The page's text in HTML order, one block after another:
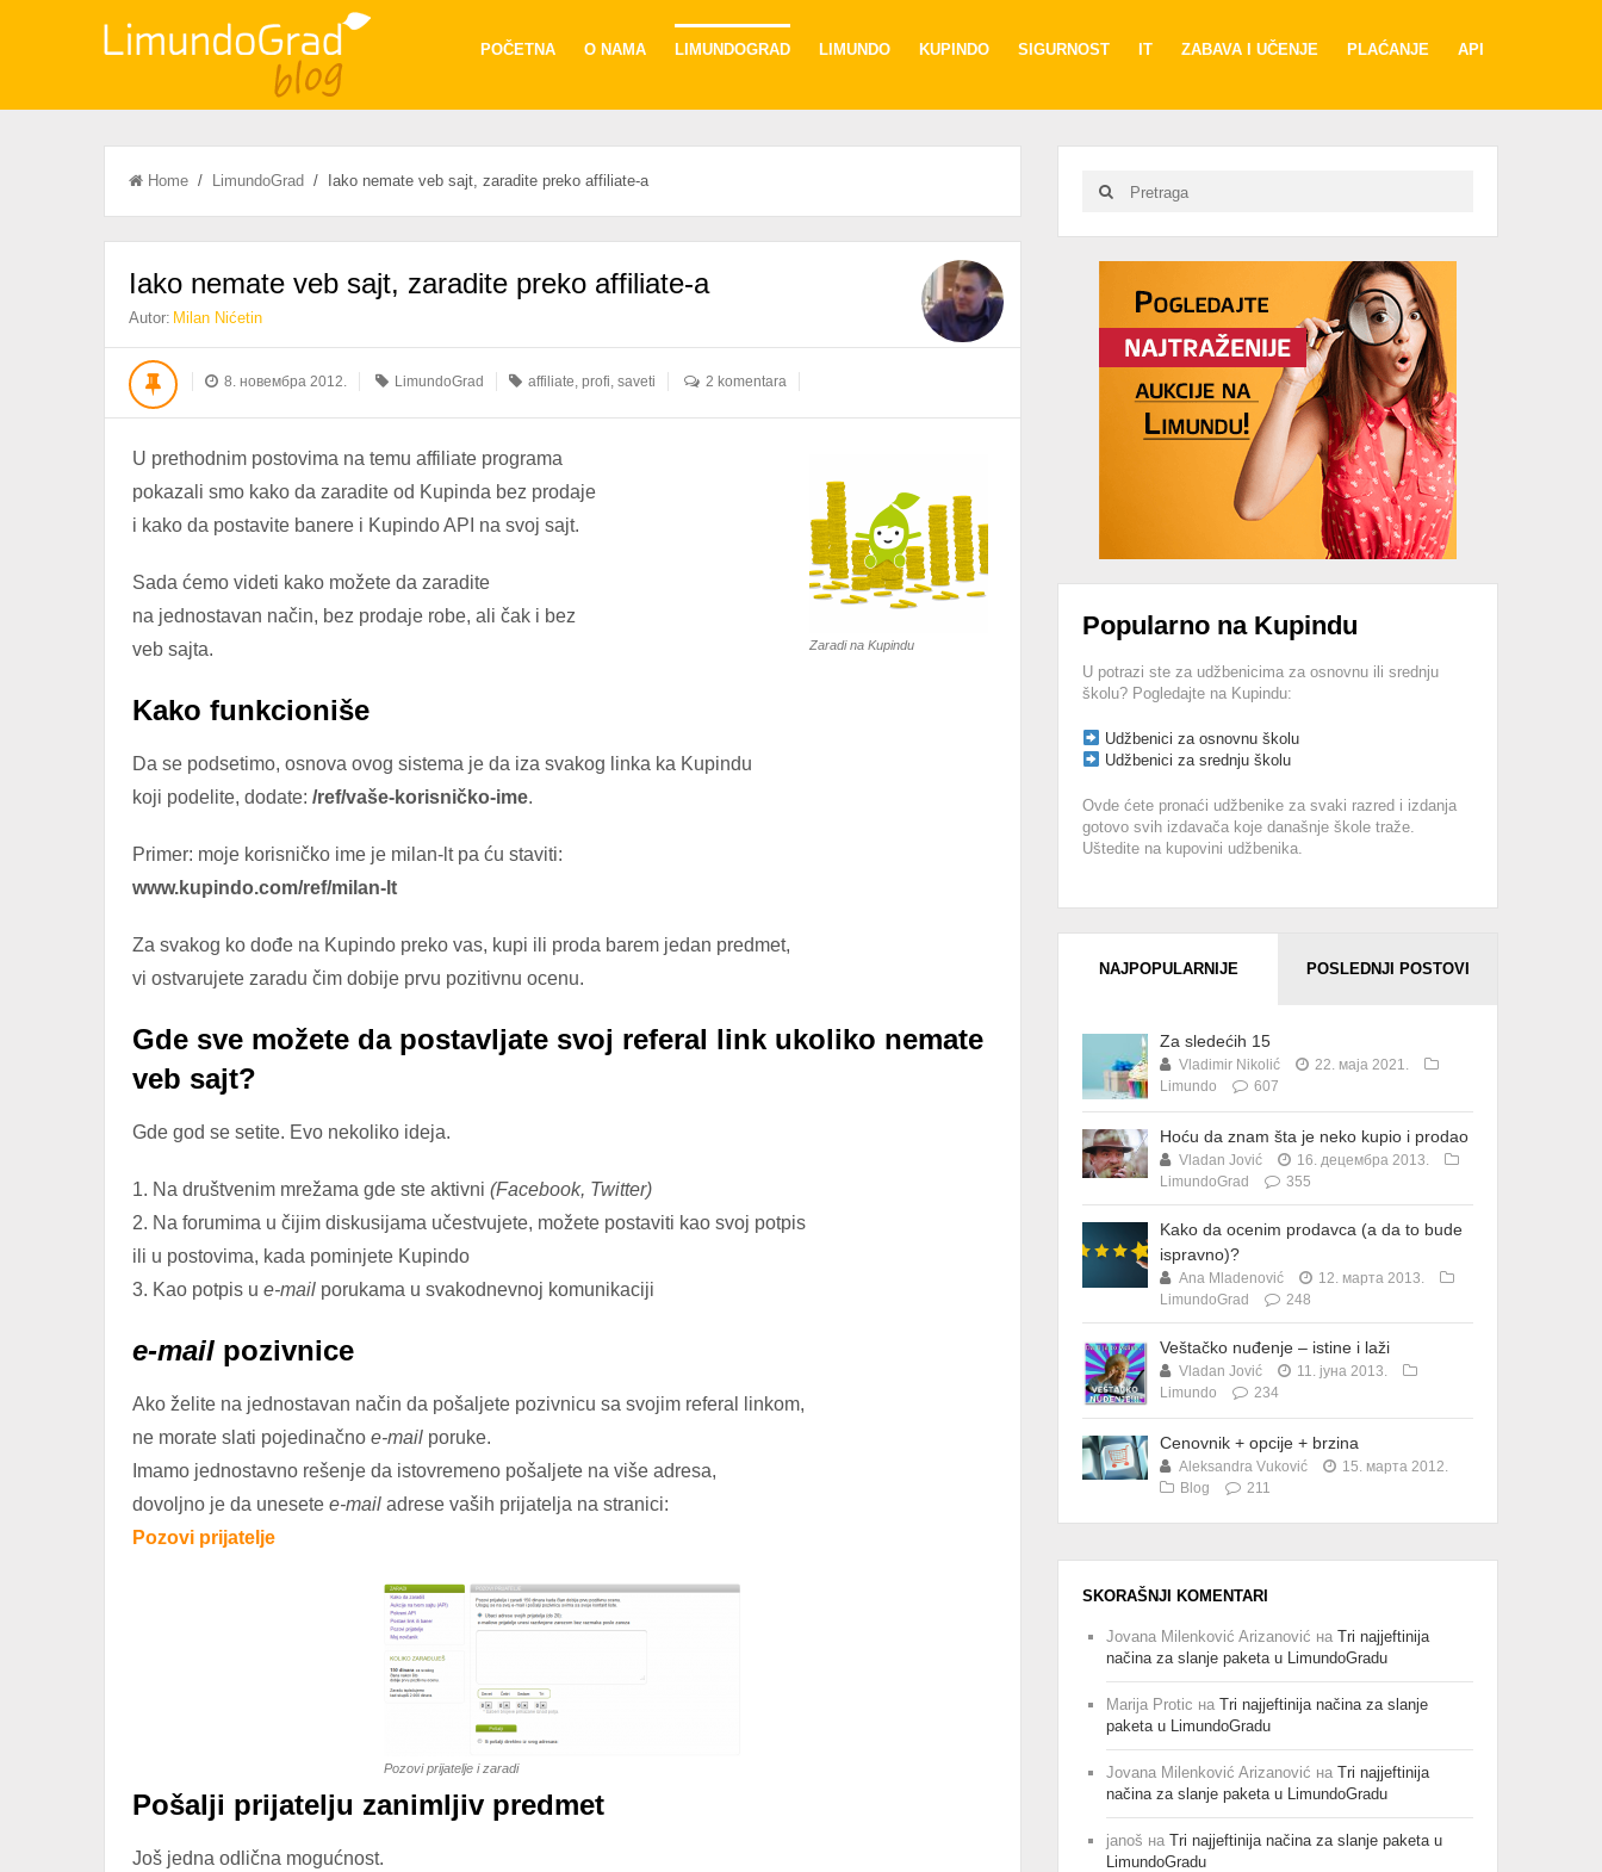
POČETNA O NAMA LIMUNDOGRAD LIMUNDO KUPINDO SIGURNOST IT ZABAVA I UČENJE PLAĆANJE API
Home / LimundoGrad / Iako nemate veb sajt, zaradite preko affiliate-a
Iako nemate veb sajt, zaradite preko affiliate-a
Autor: Milan Nićetin
8. новембра 2012. LimundoGrad affiliate, profi, saveti 2 komentara
Zaradi na Kupindu
U prethodnim postovima na temu affiliate programa
pokazali smo kako da zaradite od Kupinda bez prodaje
i kako da postavite banere i Kupindo API na svoj sajt.
Sada ćemo videti kako možete da zaradite
na jednostavan način, bez prodaje robe, ali čak i bez
veb sajta.
Kako funkcioniše
Da se podsetimo, osnova ovog sistema je da iza svakog linka ka Kupindu
koji podelite, dodate:/ref/vaše-korisničko-ime.
Primer: moje korisničko ime je milan-lt pa ću staviti:
www.kupindo.com/ref/milan-lt
Za svakog ko dođe na Kupindo preko vas, kupi ili proda barem jedan predmet,
vi ostvarujete zaradu čim dobije prvu pozitivnu ocenu.
Gde sve možete da postavljate svoj referal link ukoliko nemate
veb sajt?
Gde god se setite. Evo nekoliko ideja.
1. Na društvenim mrežama gde ste aktivni(Facebook, Twitter)
2. Na forumima u čijim diskusijama učestvujete, možete postaviti kao svoj potpis
ili u postovima, kada pominjete Kupindo
3. Kao potpis ue-mail porukama u svakodnevnoj komunikaciji
e-mail pozivnice
Ako želite na jednostavan način da pošaljete pozivnicu sa svojim referal linkom,
ne morate slati pojedinačnoe-mail poruke.
Imamo jednostavno rešenje da istovremeno pošaljete na više adresa,
dovoljno je da unesetee-mail adrese vaših prijatelja na stranici:
Pozovi prijatelje
Pozovi prijatelje i zaradi
Pošalji prijatelju zanimljiv predmet
Još jedna odlična mogućnost.
for:
Search
Popularno na Kupindu
U potrazi ste za udžbenicima za osnovnu ili srednju
školu? Pogledajte na Kupindu:
Udžbenici za osnovnu školu
Udžbenici za srednju školu
Ovde ćete pronaći udžbenike za svaki razred i izdanja
gotovo svih izdavača koje današnje škole traže.
Uštedite na kupovini udžbenika.
NAJPOPULARNIJE POSLEDNJI POSTOVI
Za sledećih 15
Vladimir Nikolić
22. маја 2021.
Limundo
607
Hoću da znam šta je neko kupio i prodao
Vladan Jović
16. децембра 2013.
LimundoGrad
355
Kako da ocenim prodavca (a da to bude
ispravno)?
Ana Mladenović
12. марта 2013.
LimundoGrad
248
Veštačko nuđenje – istine i laži
Vladan Jović
11. јуна 2013.
Limundo
234
Cenovnik + opcije + brzina
Aleksandra Vuković
15. марта 2012.
Blog
211
SKORAŠNJI KOMENTARI
Jovana Milenković Arizanović наTri najjeftinija
načina za slanje paketa u LimundoGradu
Marija Protic наTri najjeftinija načina za slanje
paketa u LimundoGradu
Jovana Milenković Arizanović наTri najjeftinija
načina za slanje paketa u LimundoGradu
janoš наTri najjeftinija načina za slanje paketa u
LimundoGradu